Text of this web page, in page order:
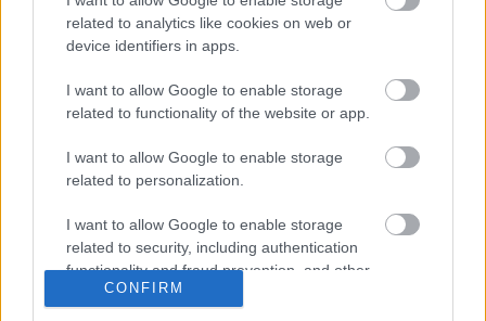
related to analytics like cookies on web or
device identifiers in apps.
I want to allow Google to enable storage
related to functionality of the website or app.
I want to allow Google to enable storage
related to personalization.
I want to allow Google to enable storage
related to security, including authentication
functionality and fraud prevention, and other
user protection.
CONFIRM
Kilencven százalékban hatásos lehet a
Pfizer és a Biontech kísérleti oltóanyaga
a koronavírus ellen
Ártani mindig egyszerű, építeni a nehéz!